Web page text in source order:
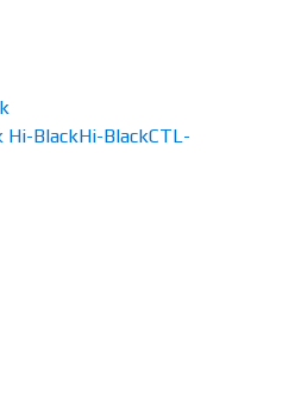
BlackHi-BlackCTL-